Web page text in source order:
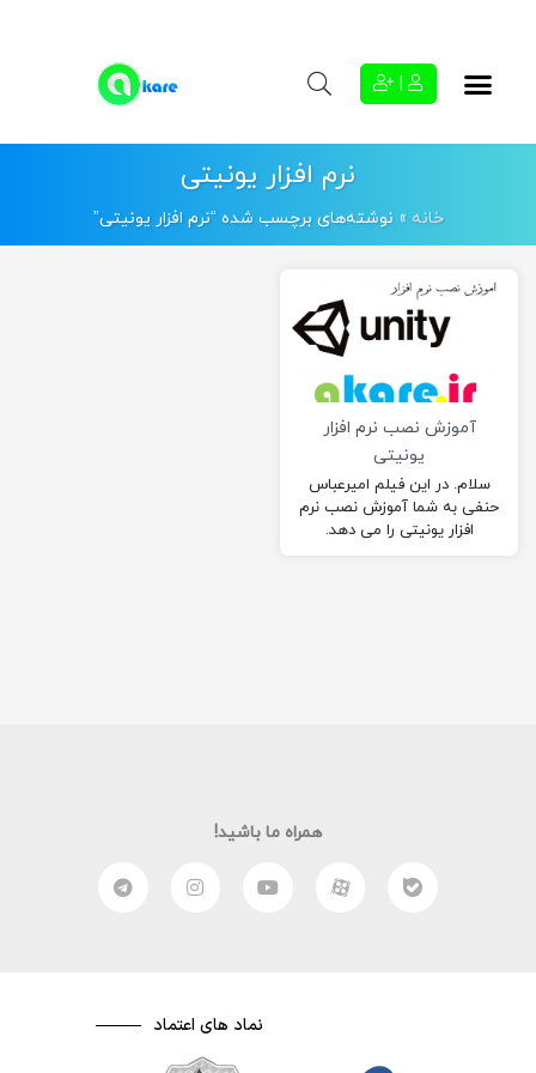
نرم افزار یونیتی
خانه » نوشته‌های برچسب شده “نرم افزار یونیتی”
آموزش نصب نرم افزار
یونیتی
سلام. در این فیلم امیرعباس
حنفی به شما آموزش نصب نرم
افزار یونیتی را می دهد.
همراه ما باشید!
نماد های اعتماد